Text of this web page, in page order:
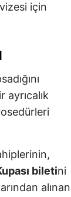
için
biletini
alınan